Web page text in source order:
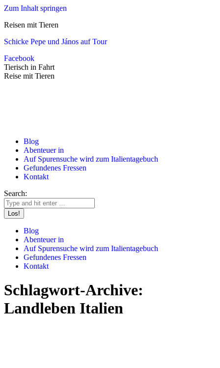
Zum Inhalt springen
Reisen mit Tieren
Schicke Pepe und János auf Tour
Facebook
Tierisch in Fahrt
Reise mit Tieren
Blog
Abenteuer in
Auf Spurensuche wird zum Italientagebuch
Gefundenes Fressen
Kontakt
Search:
Blog
Abenteuer in
Auf Spurensuche wird zum Italientagebuch
Gefundenes Fressen
Kontakt
Schlagwort-Archive:
Landleben Italien